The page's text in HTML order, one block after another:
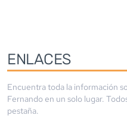
ENLACES
Encuentra toda la información
Fernando en un solo lugar.
pestaña.